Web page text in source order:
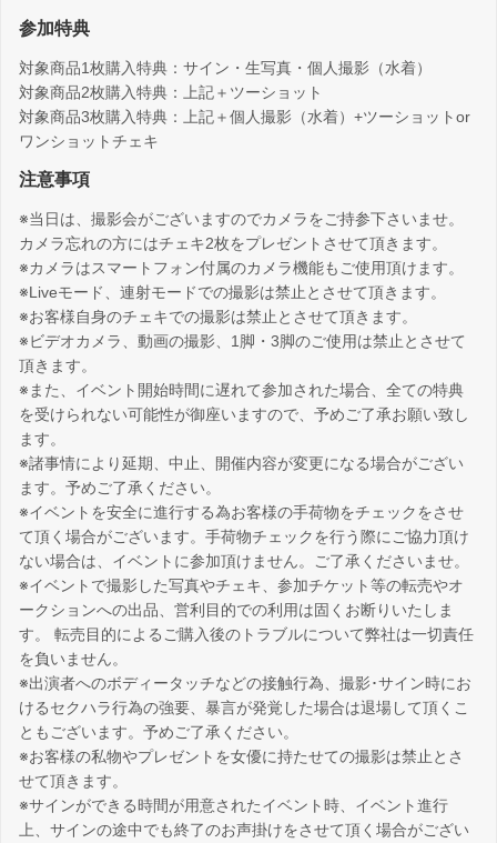
参加特典
対象商品1枚購入特典：サイン・生写真・個人撮影（水着）
対象商品2枚購入特典：上記＋ツーショット
対象商品3枚購入特典：上記＋個人撮影（水着）+ツーショットor
ワンショットチェキ
注意事項
※当日は、撮影会がございますのでカメラをご持参下さいませ。
カメラ忘れの方にはチェキ2枚をプレゼントさせて頂きます。
※カメラはスマートフォン付属のカメラ機能もご使用頂けます。
※Liveモード、連射モードでの撮影は禁止とさせて頂きます。
※お客様自身のチェキでの撮影は禁止とさせて頂きます。
※ビデオカメラ、動画の撮影、1脚・3脚のご使用は禁止とさせて
頂きます。
※また、イベント開始時間に遅れて参加された場合、全ての特典
を受けられない可能性が御座いますので、予めご了承お願い致し
ます。
※諸事情により延期、中止、開催内容が変更になる場合がござい
ます。予めご了承ください。
※イベントを安全に進行する為お客様の手荷物をチェックをさせ
て頂く場合がございます。手荷物チェックを行う際にご協力頂け
ない場合は、イベントに参加頂けません。ご了承くださいませ。
※イベントで撮影した写真やチェキ、参加チケット等の転売やオ
ークションへの出品、営利目的での利用は固くお断りいたしま
す。 転売目的によるご購入後のトラブルについて弊社は一切責任
を負いません。
※出演者へのボディータッチなどの接触行為、撮影･サイン時にお
けるセクハラ行為の強要、暴言が発覚した場合は退場して頂くこ
ともございます。予めご了承ください。
※お客様の私物やプレゼントを女優に持たせての撮影は禁止とさ
せて頂きます。
※サインができる時間が用意されたイベント時、イベント進行
上、サインの途中でも終了のお声掛けをさせて頂く場合がござい